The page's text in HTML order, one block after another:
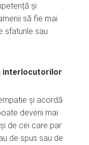
și
să fie mai
sfaturile sau
interlocutorilor
și acordă
deveni mai
de cei care par
de spus sau de